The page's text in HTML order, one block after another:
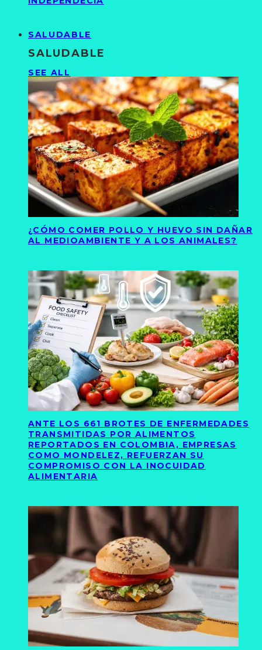
SALUDABLE
SALUDABLE
SEE ALL
¿CÓMO COMER POLLO Y HUEVO SIN DAÑAR
AL MEDIOAMBIENTE Y A LOS ANIMALES?
ANTE LOS 661 BROTES DE ENFERMEDADES
TRANSMITIDAS POR ALIMENTOS
REPORTADOS EN COLOMBIA, EMPRESAS
COMO MONDELEZ, REFUERZAN SU
COMPROMISO CON LA INOCUIDAD
ALIMENTARIA